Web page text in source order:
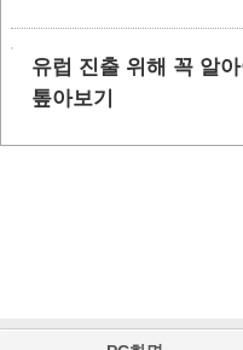
유럽 진출 위해 꼭 알
톺아보기